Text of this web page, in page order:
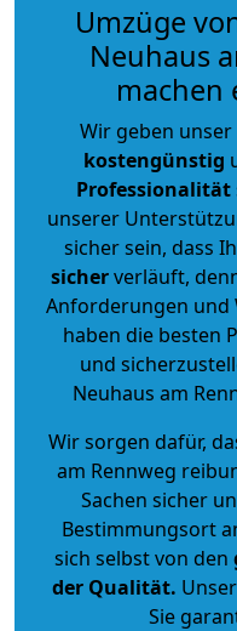
Umzüge
Neuhaus
machen
Wir geben unser
kostengünstig
Professionalität
unserer
sicher sein, dass
sicherverläuft,
Anforderungen und
haben die besten
und
Neuhaus am
Wir sorgen dafür,
am Rennweg
Sachen sicher
Bestimmungsort
sich selbst von den
der Qualität.
Sie